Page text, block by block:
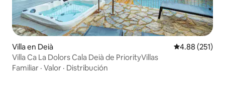
Villa en Deià Calificación
4.88 (251)
Villa Ca La Dolors Cala Deià de PriorityVillas
Familiar · Valor · Distribución